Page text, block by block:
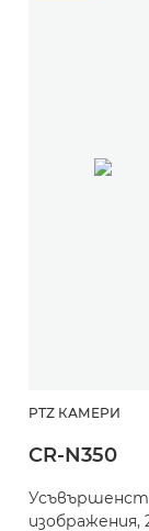
PTZ КАМЕРИ
CR-N350
изображения,